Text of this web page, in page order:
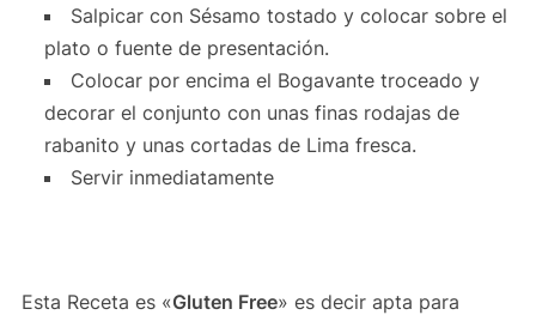
Salpicar con Sésamo tostado y colocar sobre el
plato o fuente de presentación.
Colocar por encima el Bogavante troceado y
decorar el conjunto con unas finas rodajas de
rabanito y unas cortadas de Lima fresca.
Servir inmediatamente
Esta Receta es «Gluten Free» es decir apta para